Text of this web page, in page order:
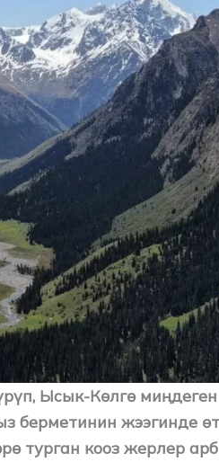
Ысык-Көлгө
берметинин жээгинде
турган кооз жерлер